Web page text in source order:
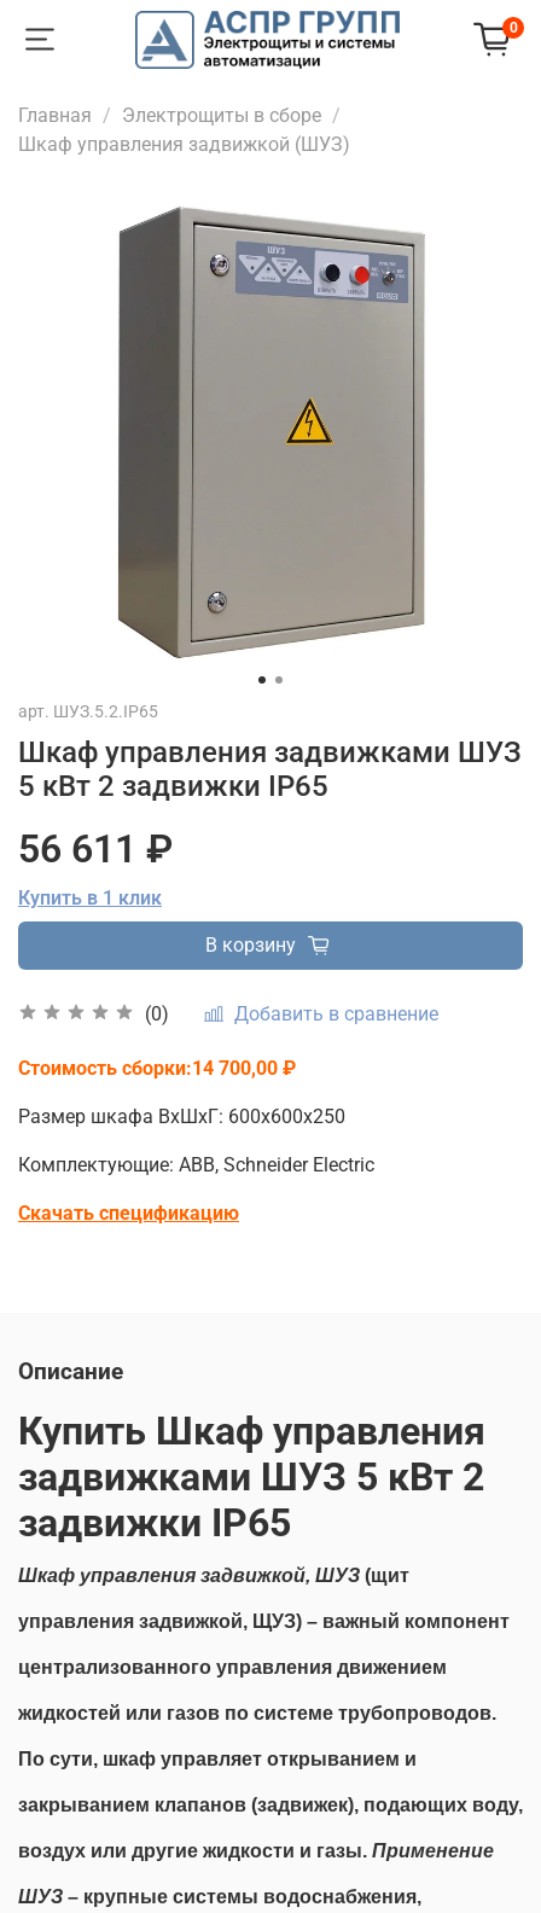
0
Главная
Электрощиты в сборе
Шкаф управления задвижкой (ШУЗ)
арт. ШУЗ.5.2.IP65
Шкаф управления задвижками ШУЗ
5 кВт 2 задвижки IP65
(0) Добавить в сравнение
56 611 ₽
Купить в 1 клик
В корзину
Стоимость сборки:14 700,00 ₽
Размер шкафа ВхШхГ: 600х600х250
Комплектующие: ABB, Schneider Electric
Скачать спецификацию
Описание
Купить Шкаф управления
задвижками ШУЗ 5 кВт 2
задвижки IP65
Шкаф управления задвижкой, ШУЗ (щит
управления задвижкой, ЩУЗ) – важный компонент
централизованного управления движением
жидкостей или газов по системе трубопроводов.
По сути, шкаф управляет открыванием и
закрыванием клапанов (задвижек), подающих воду,
воздух или другие жидкости и газы. Применение
ШУЗ – крупные системы водоснабжения,